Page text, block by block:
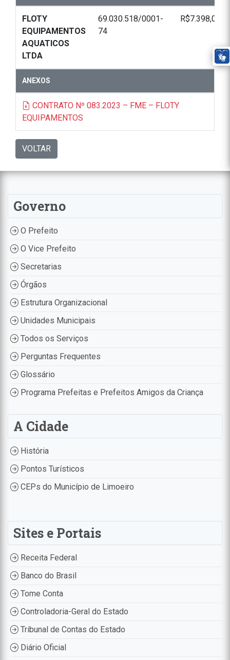
FLOTY
EQUIPAMENTOS
AQUATICOS
LTDA
69.030.518/0001-
74
R$7.398,00
ANEXOS
CONTRATO Nº 083.2023 – FME – FLOTY
EQUIPAMENTOS
VOLTAR
Governo
O Prefeito
O Vice Prefeito
Secretarias
Órgãos
Estrutura Organizacional
Unidades Municipais
Todos os Serviços
Perguntas Frequentes
Glossário
Programa Prefeitas e Prefeitos Amigos da Criança
A Cidade
História
Pontos Turísticos
CEPs do Município de Limoeiro
Sites e Portais
Receita Federal
Banco do Brasil
Tome Conta
Controladoria-Geral do Estado
Tribunal de Contas do Estado
Diário Oficial